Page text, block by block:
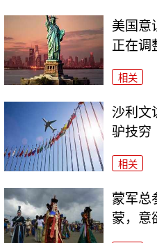
美国意
正在调
相关
沙利文
驴技穷
相关
蒙军总
蒙，意